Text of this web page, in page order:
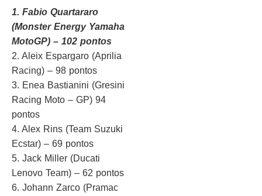
1. Fabio Quartararo
(Monster Energy Yamaha
MotoGP) – 102 pontos
2. Aleix Espargaro (Aprilia
Racing) – 98 pontos
3. Enea Bastianini (Gresini
Racing Moto – GP) 94
pontos
4. Alex Rins (Team Suzuki
Ecstar) – 69 pontos
5. Jack Miller (Ducati
Lenovo Team) – 62 pontos
6. Johann Zarco (Pramac